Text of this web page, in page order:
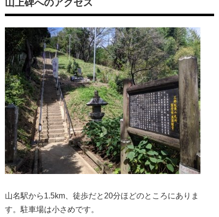
山上碑へのアクセス
山名駅から1.5km、徒歩だと20分ほどのところにありま
す。駐車場は小さめです。